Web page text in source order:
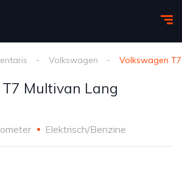
Volkswagen Volkswagen
Multivan Lang
Elektrisch/Benzine